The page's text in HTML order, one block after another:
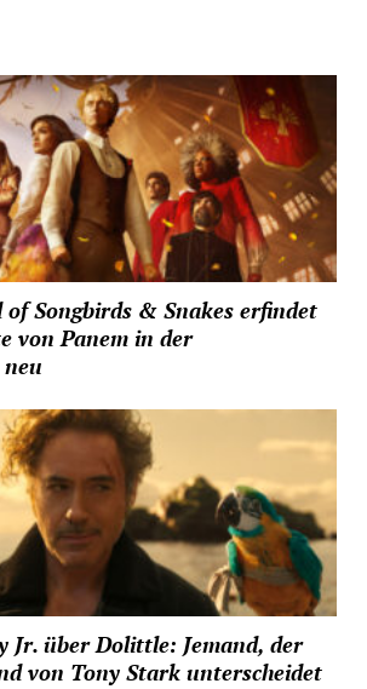
Songbirds & Snakes erfindet
von Panem in der
Jr. über Dolittle: Jemand, der
von Tony Stark unterscheidet